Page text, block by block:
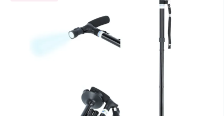
100 kg
Nastavitelní výška 73 – 96 cm